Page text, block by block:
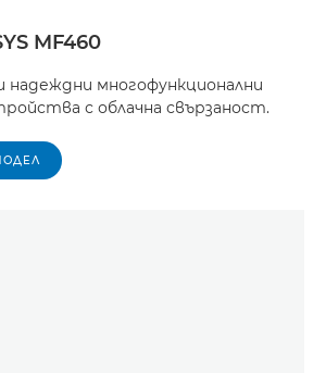
MF460
надеждни многофункционални
с облачна свързаност.